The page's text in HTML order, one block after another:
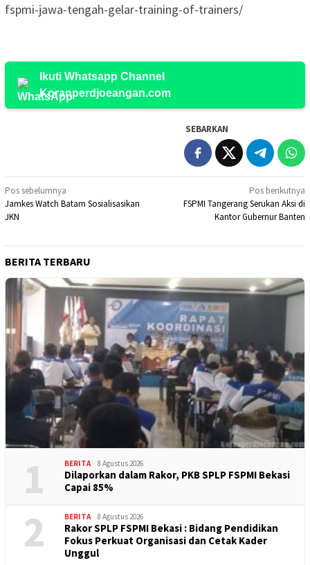
fspmi-jawa-tengah-gelar-training-of-trainers/
Ikuti Whatsapp Channel
Koranperdjoeangan.com
SEBARKAN
Navigasi
pos
Pos sebelumnya
Jamkes Watch Batam Sosialisasikan
JKN
Pos berikutnya
FSPMI Tangerang Serukan Aksi di
Kantor Gubernur Banten
BERITA TERBARU
1 BERITA 8 Agustus 2026
Dilaporkan dalam Rakor, PKB SPLP FSPMI Bekasi
Capai 85%
2 BERITA 8 Agustus 2026
Rakor SPLP FSPMI Bekasi : Bidang Pendidikan
Fokus Perkuat Organisasi dan Cetak Kader
Unggul